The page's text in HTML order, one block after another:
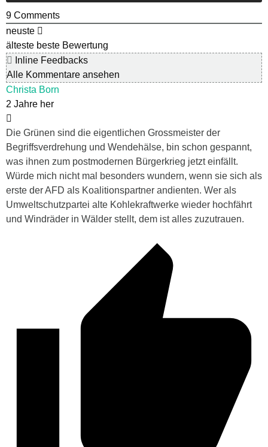
9 Comments
neuste
älteste beste Bewertung
Inline Feedbacks
Alle Kommentare ansehen
Christa Born
2 Jahre her
Die Grünen sind die eigentlichen Grossmeister der
Begriffsverdrehung und Wendehälse, bin schon gespannt,
was ihnen zum postmodernen Bürgerkrieg jetzt einfällt.
Würde mich nicht mal besonders wundern, wenn sie sich als
erste der AFD als Koalitionspartner andienten. Wer als
Umweltschutzpartei alte Kohlekraftwerke wieder hochfährt
und Windräder in Wälder stellt, dem ist alles zuzutrauen.